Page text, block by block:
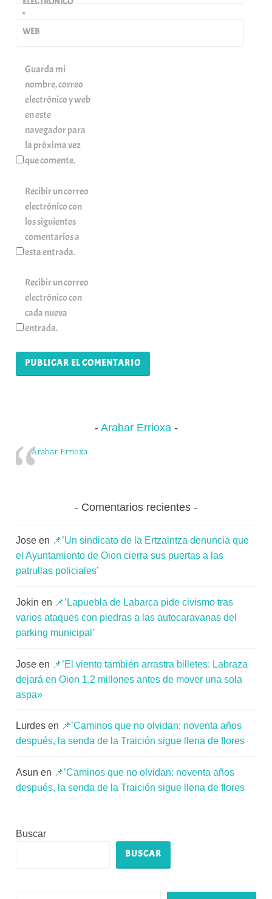
*
WEB
Guarda mi
nombre, correo
electrónico y web
en este
navegador para
la próxima vez
que comente.
Recibir un correo
electrónico con
los siguientes
comentarios a
esta entrada.
Recibir un correo
electrónico con
cada nueva
entrada.
Arabar Errioxa
Arabar Errioxa
Comentarios recientes
Jose en 📌’Un sindicato de la Ertzaintza denuncia que
el Ayuntamiento de Oion cierra sus puertas a las
patrullas policiales’
Jokin en 📌’Lapuebla de Labarca pide civismo tras
varios ataques con piedras a las autocaravanas del
parking municipal’
Jose en 📌’El viento también arrastra billetes: Labraza
dejará en Oion 1,2 millones antes de mover una sola
aspa»
Lurdes en 📌’Caminos que no olvidan: noventa años
después, la senda de la Traición sigue llena de flores
Asun en 📌’Caminos que no olvidan: noventa años
después, la senda de la Traición sigue llena de flores
Buscar
BUSCAR